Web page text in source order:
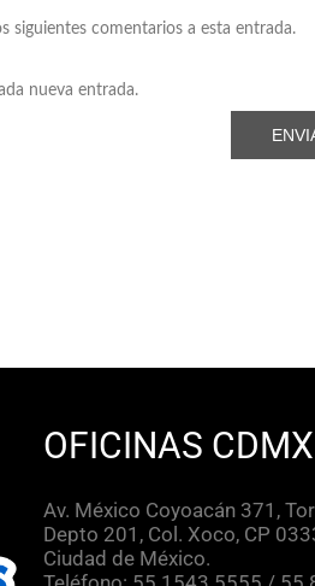
siguientes comentarios a esta entrada.
nueva entrada.
OFICINAS
Av. México Coyoacán 371,
Depto 201, Col. Xoco, CP
Ciudad de México.